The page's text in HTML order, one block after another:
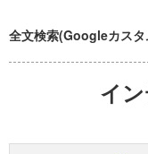
全文検索(Googleカスタ
イ